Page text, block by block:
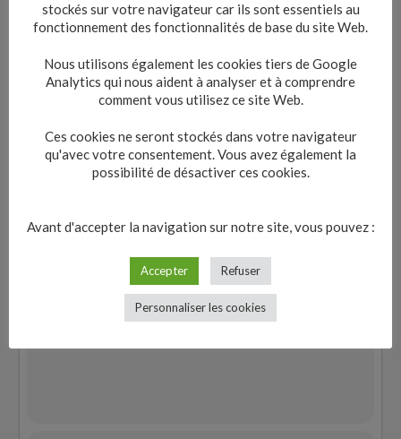
stockés sur votre navigateur car ils sont essentiels au
fonctionnement des fonctionnalités de base du site Web.
Nous utilisons également les cookies tiers de Google
Analytics qui nous aident à analyser et à comprendre
comment vous utilisez ce site Web.
Ces cookies ne seront stockés dans votre navigateur
qu'avec votre consentement. Vous avez également la
possibilité de désactiver ces cookies.
Avant d'accepter la navigation sur notre site, vous pouvez :
Accepter Refuser
Personnaliser les cookies